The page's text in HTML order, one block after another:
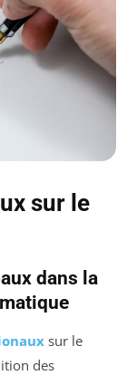
sur le
dans la
sur le
des